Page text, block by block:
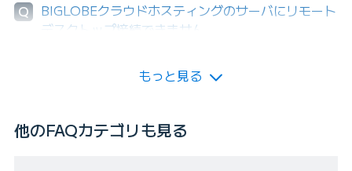
Q
BIGLOBEクラウドホスティングのサーバにリモート
デスクトップ接続できません。
もっと見る
他のFAQカテゴリも見る